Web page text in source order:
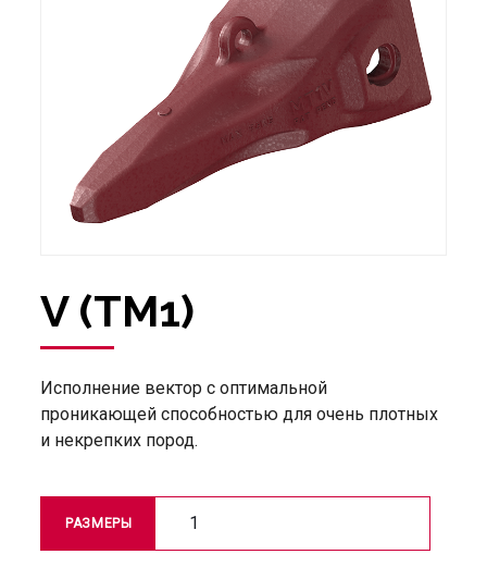
V (TM1)
Исполнение вектор с оптимальной
проникающей способностью для очень плотных
и некрепких пород.
РАЗМЕРЫ 1